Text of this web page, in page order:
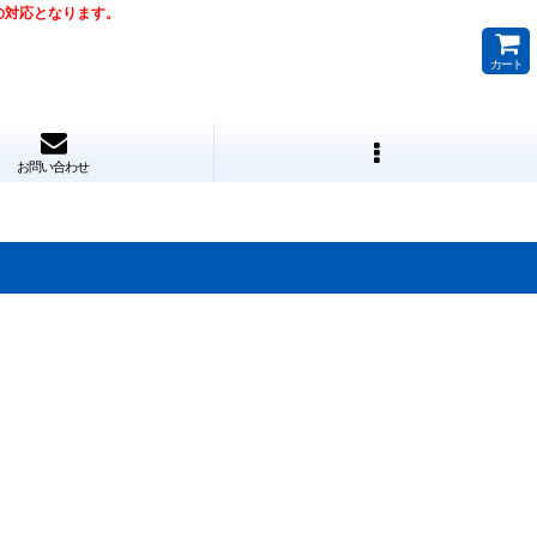
応となります。
カート
お問い合わせ